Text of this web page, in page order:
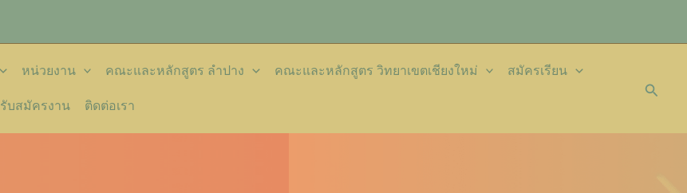
หน่วยงาน คณะและหลักสูตร ลำปาง คณะและหลักสูตร วิทยาเขตเชียงใหม่ สมัครเรียน
รับสมัครงาน ติดต่อเรา